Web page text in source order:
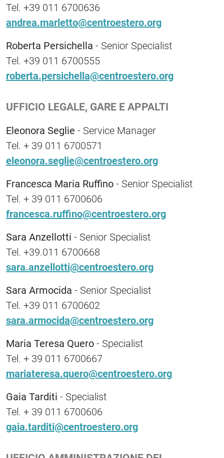
Tel. +39 011 6700636
andrea.marletto@centroestero.org
Roberta Persichella - Senior Specialist
Tel. +39 011 6700555
roberta.persichella@centroestero.org
UFFICIO LEGALE, GARE E APPALTI
Eleonora Seglie - Service Manager
Tel. + 39 011 6700571
eleonora.seglie@centroestero.org
Francesca Maria Ruffino - Senior Specialist
Tel. + 39 011 6700606
francesca.ruffino@centroestero.org
Sara Anzellotti - Senior Specialist
Tel. +39.011 6700668
sara.anzellotti@centroestero.org
Sara Armocida - Senior Specialist
Tel. +39 011 6700602
sara.armocida@centroestero.org
Maria Teresa Quero - Specialist
Tel. + 39 011 6700667
mariateresa.quero@centroestero.org
Gaia Tarditi - Specialist
Tel. + 39 011 6700606
gaia.tarditi@centroestero.org